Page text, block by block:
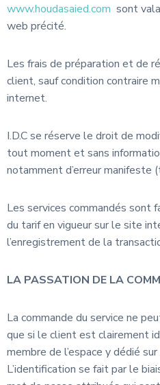
www.houdasaied.com sont
web précité.
Les frais de préparation et de
client, sauf condition contraire
internet.
I.D.C se réserve le droit de
tout moment et sans
notamment d’erreur manifeste
Les services commandés sont
du tarif en vigueur sur le site
l’enregistrement de la
LA PASSATION DE LA
La commande du service ne
que si le client est clairement
membre de l’espace y dédié
L’identification se fait par le